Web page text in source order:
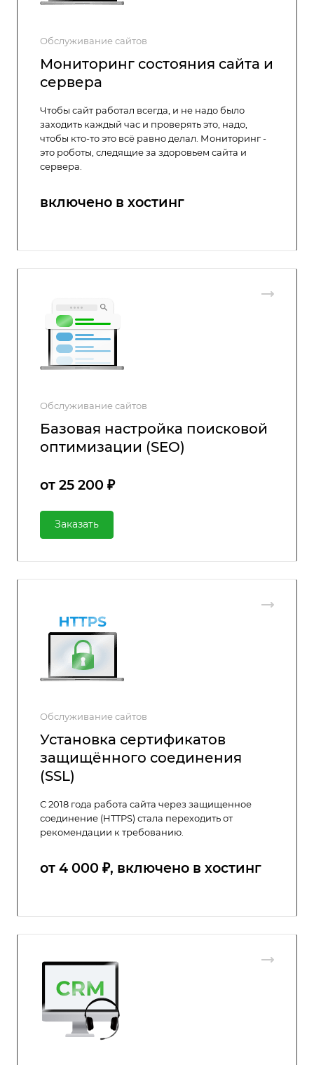
Обслуживание сайтов
Мониторинг состояния сайта и
сервера
Чтобы сайт работал всегда, и не надо было
заходить каждый час и проверять это, надо,
чтобы кто-то это всё равно делал. Мониторинг -
это роботы, следящие за здоровьем сайта и
сервера.
включено в хостинг
Обслуживание сайтов
Базовая настройка поисковой
оптимизации (SEO)
от 25 200 ₽
Заказать
Обслуживание сайтов
Установка сертификатов
защищённого соединения
(SSL)
С 2018 года работа сайта через защищенное
соединение (HTTPS) стала переходить от
рекомендации к требованию.
от 4 000 ₽, включено в хостинг